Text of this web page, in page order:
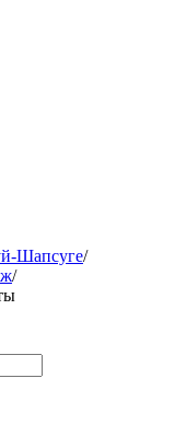
Шапсуге/
/